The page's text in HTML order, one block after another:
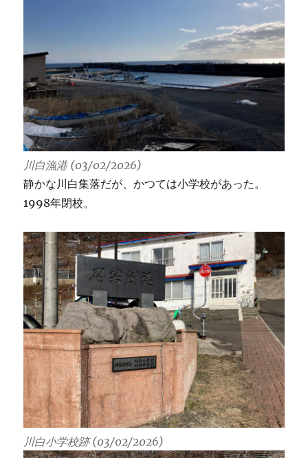
川白漁港 (03/02/2026)
静かな川白集落だが、かつては小学校があった。
1998年閉校。
川白小学校跡 (03/02/2026)